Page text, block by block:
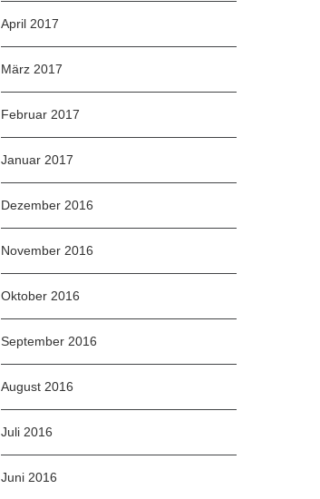
April 2017
März 2017
Februar 2017
Januar 2017
Dezember 2016
November 2016
Oktober 2016
September 2016
August 2016
Juli 2016
Juni 2016